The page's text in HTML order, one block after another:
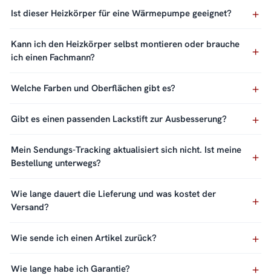
Ist dieser Heizkörper für eine Wärmepumpe geeignet?
Kann ich den Heizkörper selbst montieren oder brauche
ich einen Fachmann?
Welche Farben und Oberflächen gibt es?
Gibt es einen passenden Lackstift zur Ausbesserung?
Mein Sendungs-Tracking aktualisiert sich nicht. Ist meine
Bestellung unterwegs?
Wie lange dauert die Lieferung und was kostet der
Versand?
Wie sende ich einen Artikel zurück?
Wie lange habe ich Garantie?